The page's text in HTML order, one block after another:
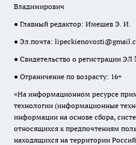
Владимирович
● Главный редактор: Имешев Э. И.
● Эл.почта:
● Свидетельство о регистрации ЭЛ
● Ограничение по возрасту: 16+
«На информационном ресурсе
технологии (информационные
информации на основе сбора,
относящихся к предпочтениям
находящихся на территории